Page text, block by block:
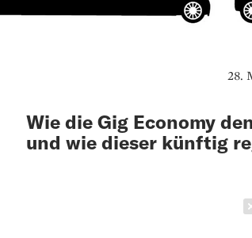
28.
Wie die Gig Economy
und wie dieser künftig